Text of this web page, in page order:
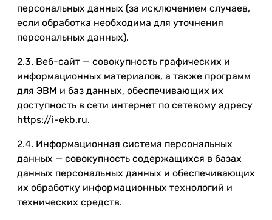
персональных данных (за исключением случаев,
если обработка необходима для уточнения
персональных данных).
2.3. Веб-сайт — совокупность графических и
информационных материалов, а также программ
для ЭВМ и баз данных, обеспечивающих их
доступность в сети интернет по сетевому адресу
https://i-ekb.ru.
2.4. Информационная система персональных
данных — совокупность содержащихся в базах
данных персональных данных и обеспечивающих
их обработку информационных технологий и
технических средств.